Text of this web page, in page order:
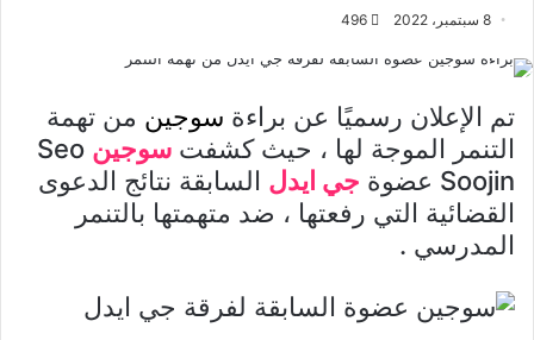
8 سبتمبر، 2022 496
تم الإعلان رسميًا عن براءة سوجين من تهمة
التنمر الموجة لها ، حيث كشفت سوجين Seo
Soojin عضوة
جي ايدل السابقة نتائج الدعوى
القضائية التي رفعتها ، ضد متهمتها بالتنمر
المدرسي .